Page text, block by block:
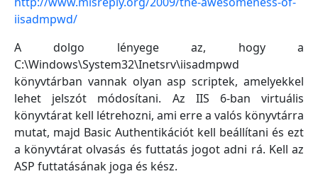
iisadmpwd/
A dolgo lényege az, hogy a
C:\Windows\System32\Inetsrv\iisadmpwd
könyvtárban vannak olyan asp scriptek, amelyekkel
lehet jelszót módosítani. Az IIS 6-ban virtuális
könyvtárat kell létrehozni, ami erre a valós könyvtárra
mutat, majd Basic Authentikációt kell beállítani és ezt
a könyvtárat olvasás és futtatás jogot adni rá. Kell az
ASP futtatásának joga és kész.